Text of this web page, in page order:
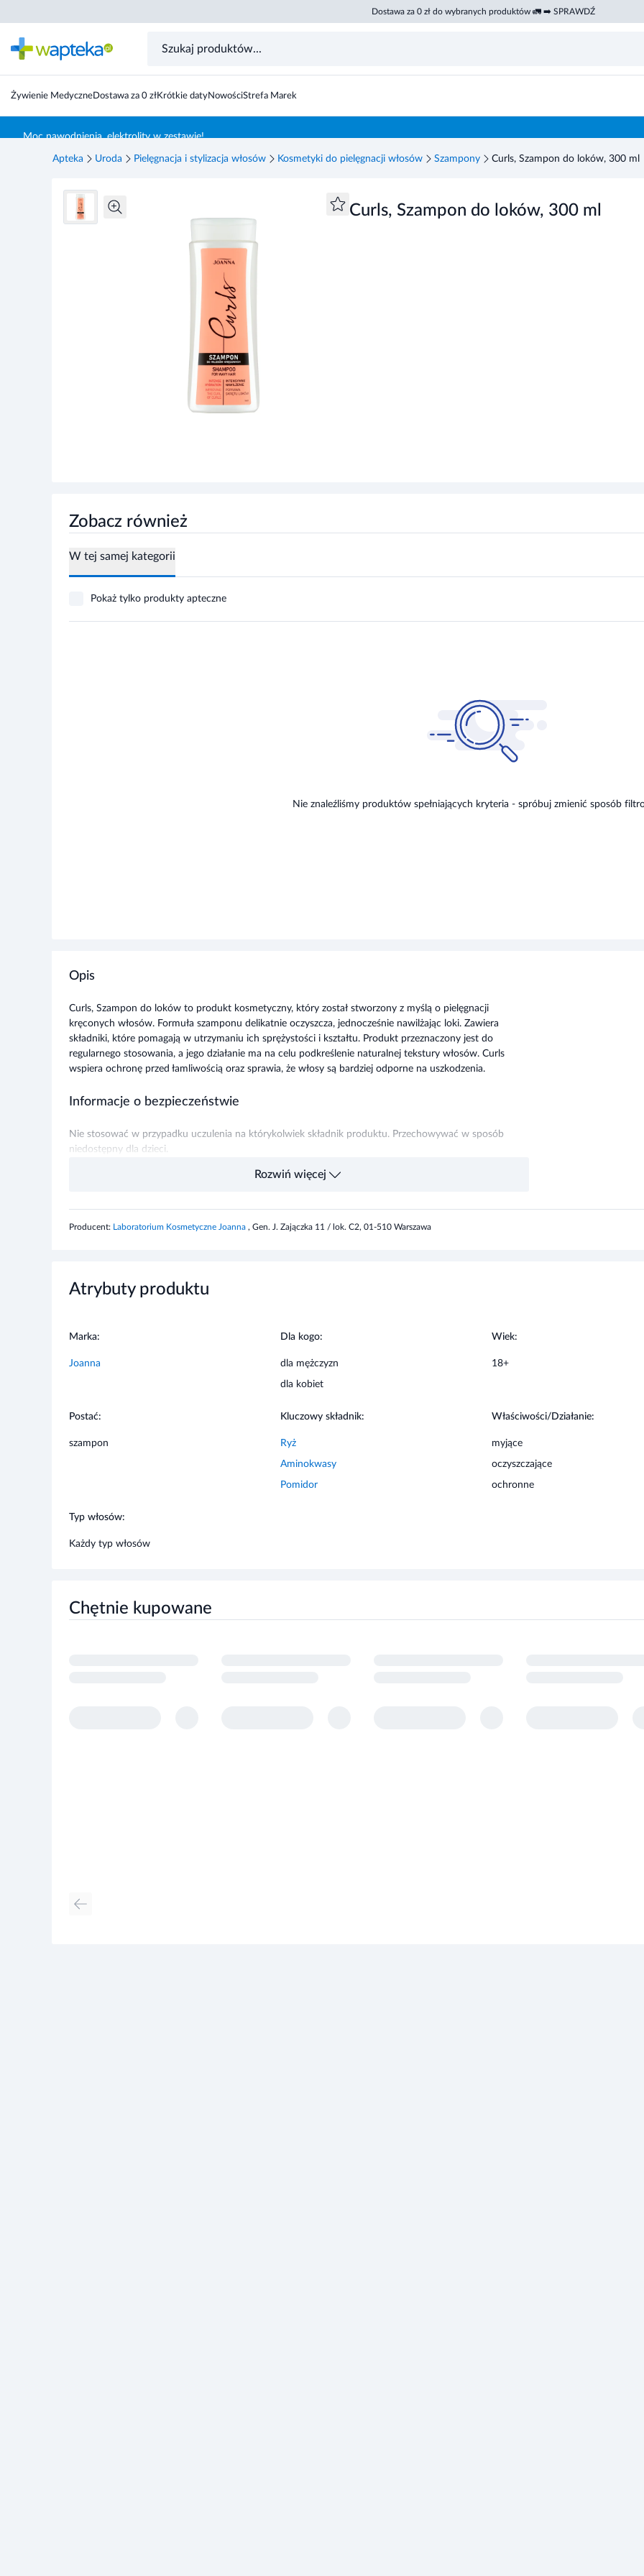
Dostawa za 0 zł do wybranych produktów 🚛 ➡️ SPRAWDŹ
Żywienie MedyczneDostawa za 0 złKrótkie datyNowościStrefa Marek
Moc nawodnienia, elektrolity w zestawie!
Apteka Uroda Pielęgnacja i stylizacja włosów Kosmetyki do pielęgnacji włosów Szampony Curls, Szampon do loków, 300 ml
Curls, Szampon do loków, 300 ml
Zobacz również
W tej samej kategorii
Pokaż tylko produkty apteczne
Nie znaleźliśmy produktów spełniających kryteria - spróbuj zmienić sposób
Opis
Curls, Szampon do loków to produkt kosmetyczny, który został stworzony z myślą o pielęgnacji
kręconych włosów. Formuła szamponu delikatnie oczyszcza, jednocześnie nawilżając loki. Zawiera
składniki, które pomagają w utrzymaniu ich sprężystości i kształtu. Produkt przeznaczony jest do
regularnego stosowania, a jego działanie ma na celu podkreślenie naturalnej tekstury włosów. Curls
wspiera ochronę przed łamliwością oraz sprawia, że włosy są bardziej odporne na uszkodzenia.
Informacje o bezpieczeństwie
Nie stosować w przypadku uczulenia na którykolwiek składnik produktu. Przechowywać w sposób
niedostępny dla dzieci.
Rozwiń więcej
Producent: Laboratorium Kosmetyczne Joanna , Gen. J. Zajączka 11 / lok. C2, 01-510 Warszawa
Atrybuty produktu
Marka:
Joanna
Dla kogo:
dla mężczyzn
dla kobiet
Wiek:
18+
Postać:
szampon
Kluczowy składnik:
Ryż
Aminokwasy
Pomidor
Właściwości/Działanie:
myjące
oczyszczające
ochronne
Typ włosów:
Każdy typ włosów
Chętnie kupowane